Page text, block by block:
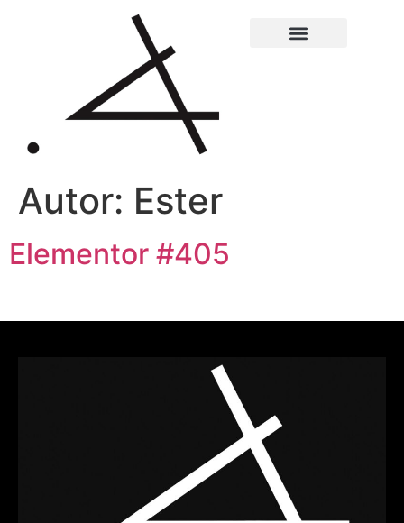
Autor: Ester
Elementor #405